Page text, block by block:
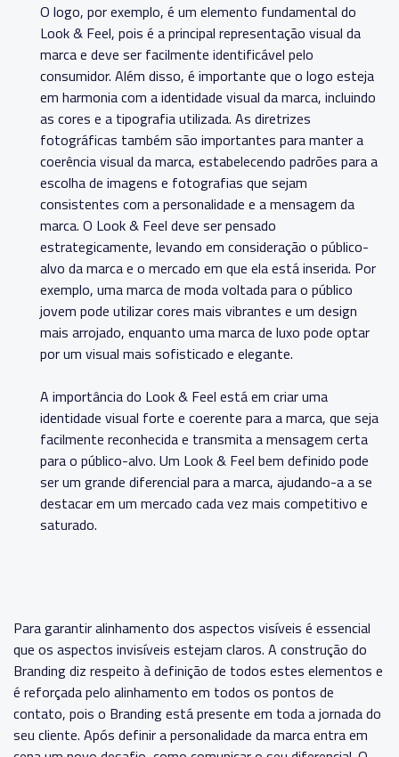
O logo, por exemplo, é um elemento fundamental do
Look & Feel, pois é a principal representação visual da
marca e deve ser facilmente identificável pelo
consumidor. Além disso, é importante que o logo esteja
em harmonia com a identidade visual da marca, incluindo
as cores e a tipografia utilizada. As diretrizes
fotográficas também são importantes para manter a
coerência visual da marca, estabelecendo padrões para a
escolha de imagens e fotografias que sejam
consistentes com a personalidade e a mensagem da
marca. O Look & Feel deve ser pensado
estrategicamente, levando em consideração o público-
alvo da marca e o mercado em que ela está inserida. Por
exemplo, uma marca de moda voltada para o público
jovem pode utilizar cores mais vibrantes e um design
mais arrojado, enquanto uma marca de luxo pode optar
por um visual mais sofisticado e elegante.
A importância do Look & Feel está em criar uma
identidade visual forte e coerente para a marca, que seja
facilmente reconhecida e transmita a mensagem certa
para o público-alvo. Um Look & Feel bem definido pode
ser um grande diferencial para a marca, ajudando-a a se
destacar em um mercado cada vez mais competitivo e
saturado.
Para garantir alinhamento dos aspectos visíveis é essencial
que os aspectos invisíveis estejam claros. A construção do
Branding diz respeito à definição de todos estes elementos e
é reforçada pelo alinhamento em todos os pontos de
contato, pois o Branding está presente em toda a jornada do
seu cliente. Após definir a personalidade da marca entra em